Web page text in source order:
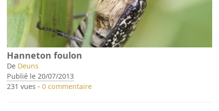
Hanneton foulon
De Deuns
Publié le 20/07/2013
231 vues -0 commentaire